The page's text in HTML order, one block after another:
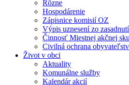
Rôzne
Hospodárenie
Zápisnice komisií OZ
Výpis uznesení zo
Činnosť Miestnej akčnej
Civilná ochrana
Život v obci
Aktuality
Komunálne služby
Kalendár akcií